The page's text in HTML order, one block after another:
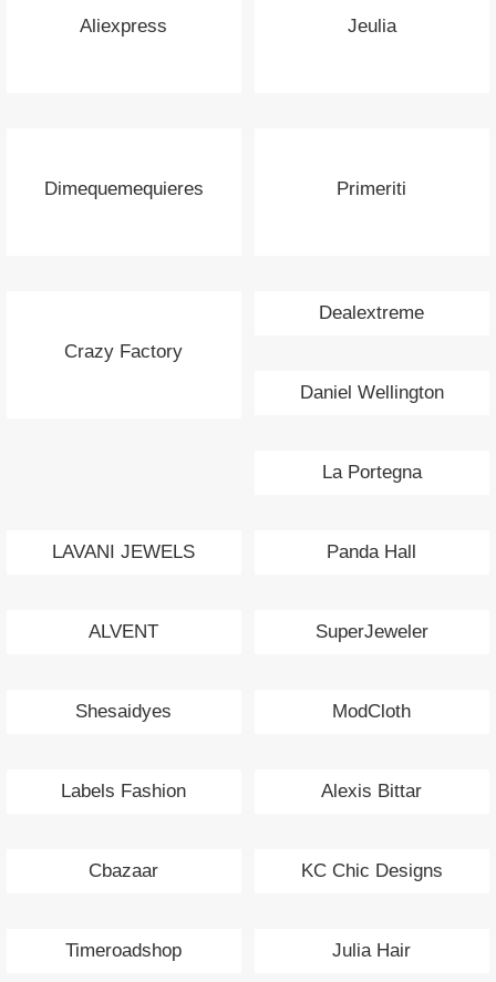
Aliexpress Jeulia
Dimequemequieres Primeriti
Crazy Factory
Dealextreme
Daniel Wellington
La Portegna
LAVANI JEWELS Panda Hall
ALVENT SuperJeweler
Shesaidyes ModCloth
Labels Fashion Alexis Bittar
Cbazaar KC Chic Designs
Timeroadshop Julia Hair